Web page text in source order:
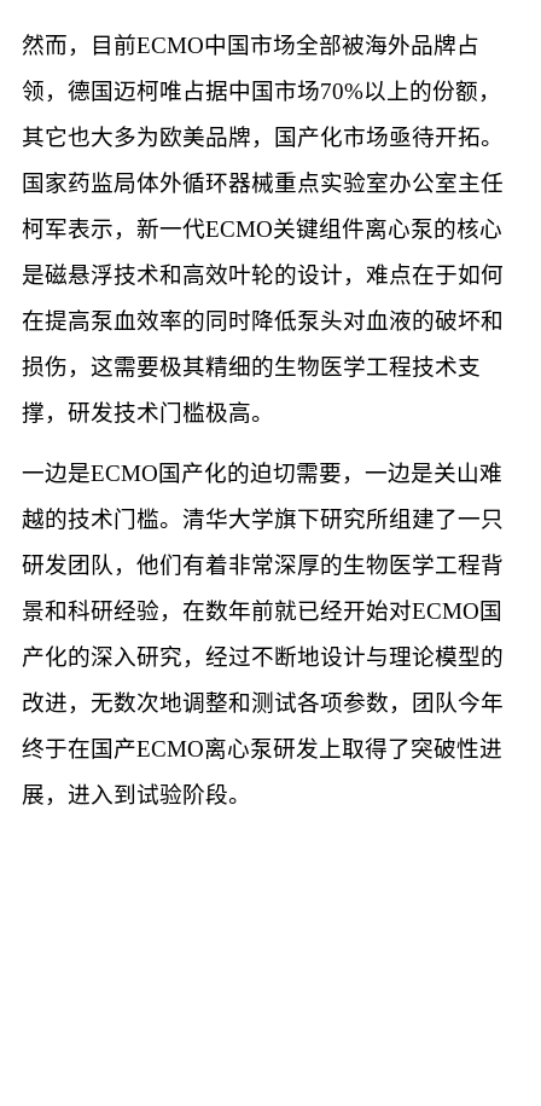
然而，目前ECMO中国市场全部被海外品牌占
领，德国迈柯唯占据中国市场70%以上的份额，
其它也大多为欧美品牌，国产化市场亟待开拓。
国家药监局体外循环器械重点实验室办公室主任
柯军表示，新一代ECMO关键组件离心泵的核心
是磁悬浮技术和高效叶轮的设计，难点在于如何
在提高泵血效率的同时降低泵头对血液的破坏和
损伤，这需要极其精细的生物医学工程技术支
撑，研发技术门槛极高。
一边是ECMO国产化的迫切需要，一边是关山难
越的技术门槛。清华大学旗下研究所组建了一只
研发团队，他们有着非常深厚的生物医学工程背
景和科研经验，在数年前就已经开始对ECMO国
产化的深入研究，经过不断地设计与理论模型的
改进，无数次地调整和测试各项参数，团队今年
终于在国产ECMO离心泵研发上取得了突破性进
展，进入到试验阶段。